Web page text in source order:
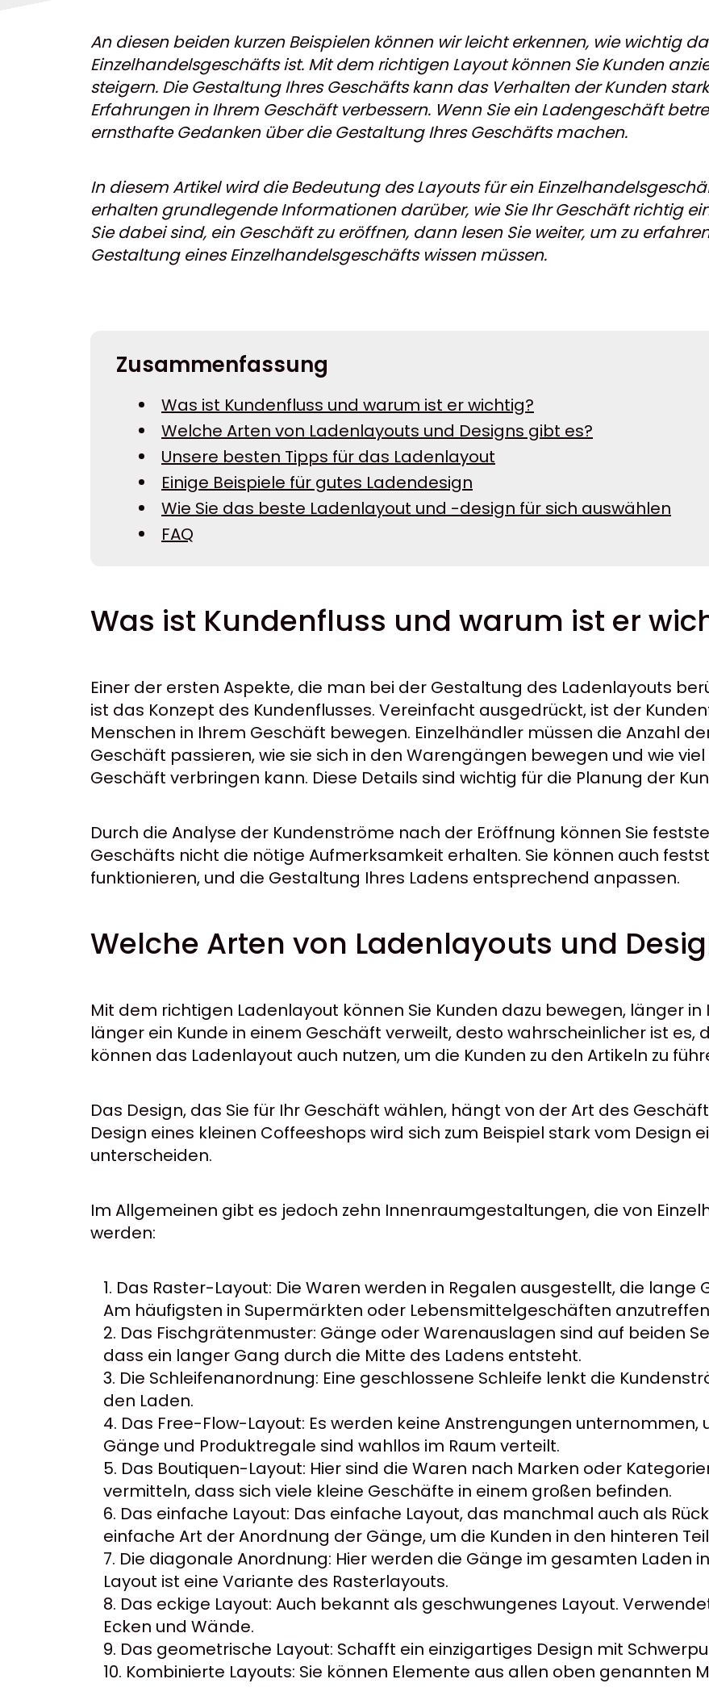
An diesen beiden kurzen Beispielen können wir leicht erkennen, wie wichtig
Einzelhandelsgeschäfts ist. Mit dem richtigen Layout können Sie Kunden
steigern. Die Gestaltung Ihres Geschäfts kann das Verhalten der Kunden
Erfahrungen in Ihrem Geschäft verbessern. Wenn Sie ein Ladengeschäft
ernsthafte Gedanken über die Gestaltung Ihres Geschäfts machen.
In diesem Artikel wird die Bedeutung des Layouts für ein
erhalten grundlegende Informationen darüber, wie Sie Ihr Geschäft richtig
Sie dabei sind, ein Geschäft zu eröffnen, dann lesen Sie weiter, um zu
Gestaltung eines Einzelhandelsgeschäfts wissen müssen.
Zusammenfassung
Was ist Kundenfluss und warum ist er wichtig?
Welche Arten von Ladenlayouts und Designs gibt es?
Unsere besten Tipps für das Ladenlayout
Einige Beispiele für gutes Ladendesign
Wie Sie das beste Ladenlayout und -design für sich auswählen
FAQ
Was ist Kundenfluss und warum ist er
Einer der ersten Aspekte, die man bei der Gestaltung des Ladenlayouts
ist das Konzept des Kundenflusses. Vereinfacht ausgedrückt, ist der
Menschen in Ihrem Geschäft bewegen. Einzelhändler müssen die Anzahl
Geschäft passieren, wie sie sich in den Warengängen bewegen und wie viel
Geschäft verbringen kann. Diese Details sind wichtig für die Planung der
Durch die Analyse der Kundenströme nach der Eröffnung können Sie
Geschäfts nicht die nötige Aufmerksamkeit erhalten. Sie können auch
funktionieren, und die Gestaltung Ihres Ladens entsprechend anpassen.
Welche Arten von Ladenlayouts und
Mit dem richtigen Ladenlayout können Sie Kunden dazu bewegen, länger in
länger ein Kunde in einem Geschäft verweilt, desto wahrscheinlicher ist es,
können das Ladenlayout auch nutzen, um die Kunden zu den Artikeln zu
Das Design, das Sie für Ihr Geschäft wählen, hängt von der Art des
Design eines kleinen Coffeeshops wird sich zum Beispiel stark vom Design
unterscheiden.
Im Allgemeinen gibt es jedoch zehn Innenraumgestaltungen, die von
werden:
Das Raster-Layout: Die Waren werden in Regalen ausgestellt, die
Am häufigsten in Supermärkten oder Lebensmittelgeschäften
Das Fischgrätenmuster: Gänge oder Warenauslagen sind auf beiden
dass ein langer Gang durch die Mitte des Ladens entsteht.
Die Schleifenanordnung: Eine geschlossene Schleife lenkt die
den Laden.
Das Free-Flow-Layout: Es werden keine Anstrengungen unternommen,
Gänge und Produktregale sind wahllos im Raum verteilt.
Das Boutiquen-Layout: Hier sind die Waren nach Marken oder
vermitteln, dass sich viele kleine Geschäfte in einem großen befinden.
Das einfache Layout: Das einfache Layout, das manchmal auch als
einfache Art der Anordnung der Gänge, um die Kunden in den hinteren
Die diagonale Anordnung: Hier werden die Gänge im gesamten Laden
Layout ist eine Variante des Rasterlayouts.
Das eckige Layout: Auch bekannt als geschwungenes Layout.
Ecken und Wände.
Das geometrische Layout: Schafft ein einzigartiges Design mit
Kombinierte Layouts: Sie können Elemente aus allen oben genannten